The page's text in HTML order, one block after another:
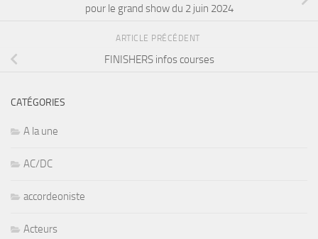
pour le grand show du 2 juin 2024
ARTICLE PRÉCÉDENT
FINISHERS infos courses
CATÉGORIES
A la une
AC/DC
accordeoniste
Acteurs